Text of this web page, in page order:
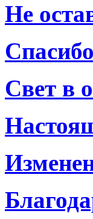
Не
Свет в